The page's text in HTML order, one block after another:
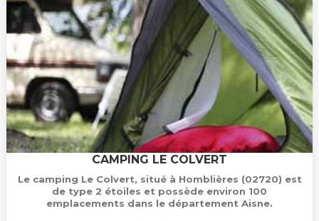
CAMPING LE COLVERT
Le camping Le Colvert, situé à Homblières (02720) est
de type 2 étoiles et possède environ 100
emplacements dans le département Aisne.